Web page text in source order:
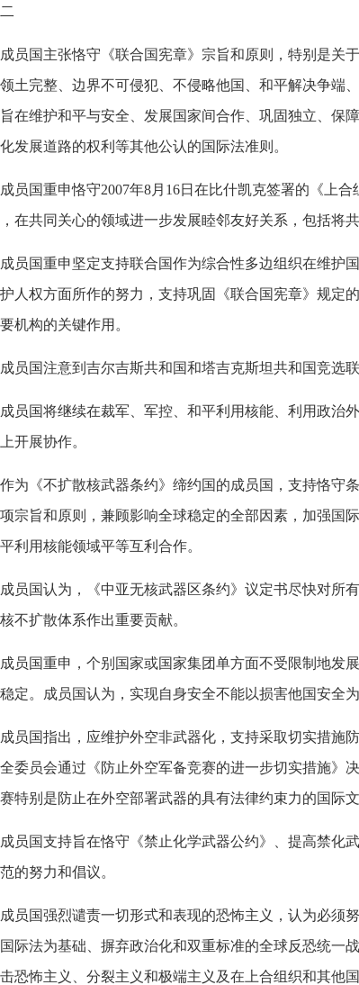
员国主张恪守《联合国宪章》宗旨和原则，特别是关
土完整、边界不可侵犯、不侵略他国、和平解决争端
在维护和平与安全、发展国家间合作、巩固独立、保
发展道路的权利等其他公认的国际法准则。
员国重申恪守2007年8月16日在比什凯克签署的《上
在共同关心的领域进一步发展睦邻友好关系，包括将
员国重申坚定支持联合国作为综合性多边组织在维护
人权方面所作的努力，支持巩固《联合国宪章》规定
机构的关键作用。
员国注意到吉尔吉斯共和国和塔吉克斯坦共和国竞选
员国将继续在裁军、军控、和平利用核能、利用政治
开展协作。
为《不扩散核武器条约》缔约国的成员国，支持恪守
宗旨和原则，兼顾影响全球稳定的全部因素，加强国
利用核能领域平等互利合作。
员国认为，《中亚无核武器区条约》议定书尽快对所
不扩散体系作出重要贡献。
员国重申，个别国家或国家集团单方面不受限制地发
定。成员国认为，实现自身安全不能以损害他国安全为
员国指出，应维护外空非武器化，支持采取切实措施
委员会通过《防止外空军备竞赛的进一步切实措施》
特别是防止在外空部署武器的具有法律约束力的国际
员国支持旨在恪守《禁止化学武器公约》、提高禁化
的努力和倡议。
员国强烈谴责一切形式和表现的恐怖主义，认为必须
国际法为基础、摒弃政治化和双重标准的全球反恐统一
恐怖主义、分裂主义和极端主义及在上合组织和其他